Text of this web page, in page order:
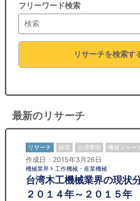
リサーチ
セミナー
フリーワード検索
リサーチを検索す
最新のリサーチ
リサーチ 経営 台湾事情 機械ジャー
作成日：2015年3月26日
機械業界 工作機械・産業機械
台湾木工機械業界の現状
２０１４年～２０１５年